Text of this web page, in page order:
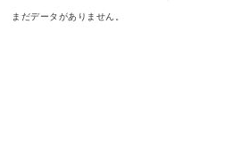
まだデータがありません。